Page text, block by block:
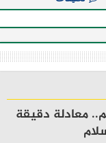
معادلة دقيقة